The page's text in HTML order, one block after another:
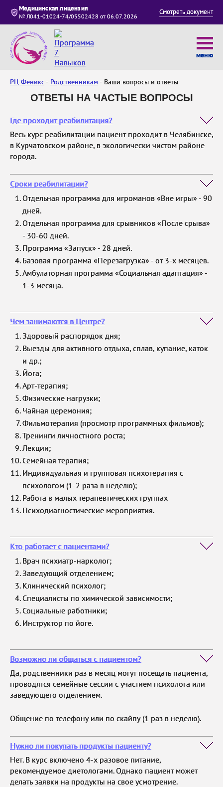
Медицинская лицензия
№ Л041-01024-74/05502428 от 06.07.2026
Смотреть документ
меню
РЦ Феникс Родственникам Ваши вопросы и ответы
ОТВЕТЫ НА ЧАСТЫЕ ВОПРОСЫ
Где проходит реабилитация?
Весь курс реабилитации пациент проходит в Челябинске,
в Курчатовском районе, в экологически чистом районе
города.
Сроки реабилитации?
Отдельная программа для игроманов «Вне игры» - 90
дней.
Отдельная программа для срывников «После срыва»
- 30-60 дней.
Программа «Запуск» - 28 дней.
Базовая программа «Перезагрузка» - от 3-х месяцев.
Амбулаторная программа «Социальная адаптация» -
1-3 месяца.
Чем занимаются в Центре?
Здоровый распорядок дня;
Выезды для активного отдыха, сплав, купание, каток
и др.;
Йога;
Арт-терапия;
Физические нагрузки;
Чайная церемония;
Фильмотерапия (просмотр программных фильмов);
Тренинги личностного роста;
Лекции;
Семейная терапия;
Индивидуальная и групповая психотерапия с
психологом (1-2 раза в неделю);
Работа в малых терапевтических группах
Психодиагностические мероприятия.
Кто работает с пациентами?
Врач психиатр-нарколог;
Заведующий отделением;
Клинический психолог;
Специалисты по химической зависимости;
Социальные работники;
Инструктор по йоге.
Возможно ли общаться с пациентом?
Да, родственники раз в месяц могут посещать пациента,
проводятся семейные сессии с участием психолога или
заведующего отделением.
Общение по телефону или по скайпу (1 раз в неделю).
Нужно ли покупать продукты пациенту?
Нет. В курс включено 4-х разовое питание,
рекомендуемое диетологами. Однако пациент может
делать заявки на продукты на свое усмотрение.